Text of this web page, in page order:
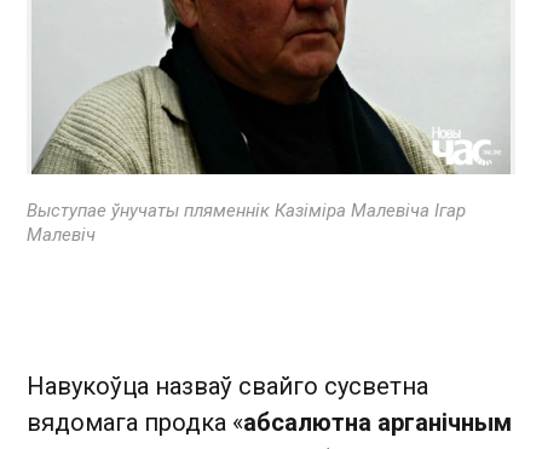
Выступае ўнучаты пляменнік Казіміра Малевіча Ігар
Малевіч
Навукоўца назваў свайго сусветна
вядомага продка «абсалютна арганічным